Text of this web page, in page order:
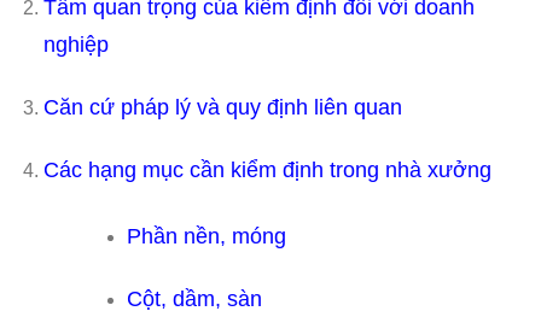
Tầm quan trọng của kiểm định đối với doanh
nghiệp
Căn cứ pháp lý và quy định liên quan
Các hạng mục cần kiểm định trong nhà xưởng
Phần nền, móng
Cột, dầm, sàn